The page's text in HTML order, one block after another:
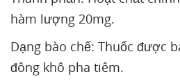
hàm lượng 20mg.
Dạng bào chế: Thuốc được
đông khô pha tiêm.